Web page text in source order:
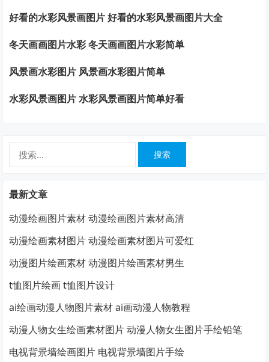
好看的水彩风景画图片 好看的水彩风景画图片大全
冬天画画图片水彩 冬天画画图片水彩简单
风景画水彩图片 风景画水彩图片简单
水彩风景画图片 水彩风景画图片简单好看
最新文章
动漫绘画图片素材 动漫绘画图片素材高清
动漫绘画素材图片 动漫绘画素材图片可爱红
动漫图片绘画素材 动漫图片绘画素材男生
t恤图片绘画 t恤图片设计
ai绘画动漫人物图片素材 ai画动漫人物教程
动漫人物女生绘画素材图片 动漫人物女生图片手绘铅笔
电视背景墙绘画图片 电视背景墙图片手绘